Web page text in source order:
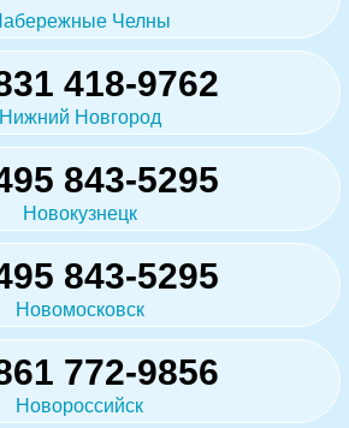
Челны
418-9762
Нижний Новгород
843-5295
Новокузнецк
843-5295
Новомосковск
772-9856
Новороссийск